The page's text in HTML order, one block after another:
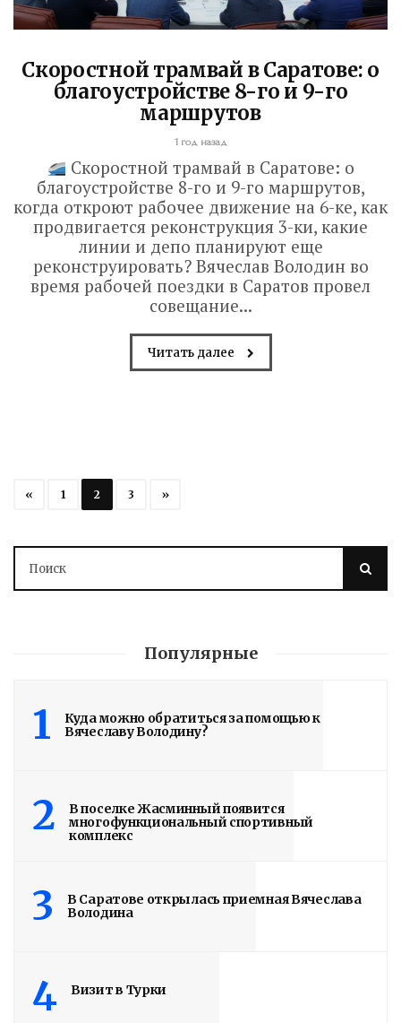
Скоростной трамвай в Саратове: о
благоустройстве 8-го и 9-го
маршрутов
1 год назад
Скоростной трамвай в Саратове: о
благоустройстве 8-го и 9-го маршрутов,
когда откроют рабочее движение на 6-ке, как
продвигается реконструкция 3-ки, какие
линии и депо планируют еще
реконструировать? Вячеслав Володин во
время рабочей поездки в Саратов провел
совещание...
Читать далее
« 1 2 3 »
Популярные
1
Куда можно обратиться за помощью к
Вячеславу Володину?
2
В поселке Жасминный появится
многофункциональный спортивный
комплекс
3
В Саратове открылась приемная Вячеслава
Володина
4 Визит в Турки